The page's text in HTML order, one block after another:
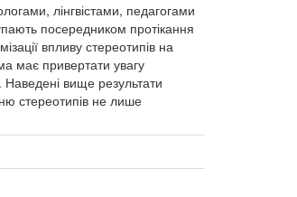
лінгвістами, педагогами
посередником протікання
впливу стереотипів на
має привертати увагу
вище результати
стереотипів не лише